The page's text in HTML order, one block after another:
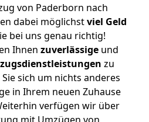
von Paderborn nach
dabei möglichstviel Geld
bei uns genau richtig!
Ihnen zuverlässige und
zu
sich um nichts anderes
in Ihrem neuen Zuhause
verfügen wir über